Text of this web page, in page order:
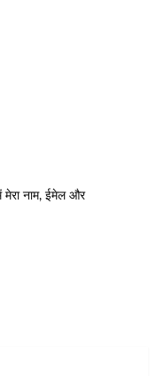
मेरा नाम, ईमेल और